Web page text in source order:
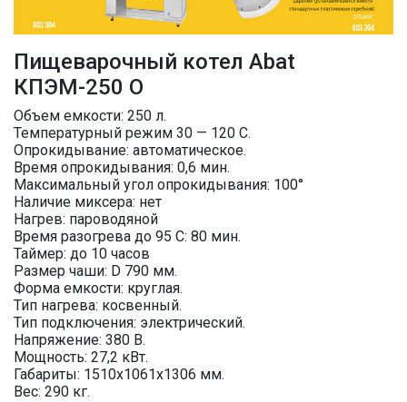
Пищеварочный котел Abat
КПЭМ-250 О
Объем емкости: 250 л.
Температурный режим 30 — 120 C.
Опрокидывание: автоматическое.
Время опрокидывания: 0,6 мин.
Максимальный угол опрокидывания: 100°
Наличие миксера: нет
Нагрев: пароводяной
Время разогрева до 95 С: 80 мин.
Таймер: до 10 часов
Размер чаши: D 790 мм.
Форма емкости: круглая.
Тип нагрева: косвенный.
Тип подключения: электрический.
Напряжение: 380 В.
Мощность: 27,2 кВт.
Габариты: 1510х1061х1306 мм.
Вес: 290 кг.